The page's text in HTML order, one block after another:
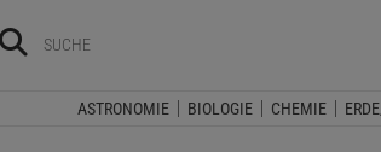
ASTRONOMIE BIOLOGIE CHEMIE